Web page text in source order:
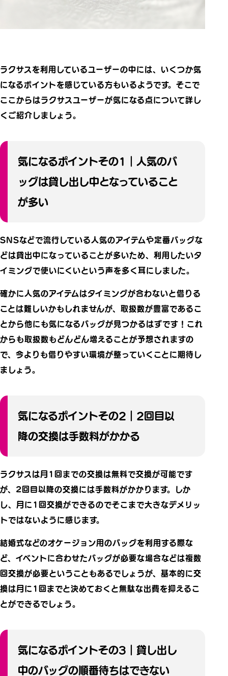
ラクサスを利用しているユーザーの中には、いくつか気
になるポイントを感じている方もいるようです。そこで
ここからはラクサスユーザーが気になる点について詳し
くご紹介しましょう。
気になるポイントその1｜人気のバ
ッグは貸し出し中となっていること
が多い
SNSなどで流行している人気のアイテムや定番バッグな
どは貸出中になっていることが多いため、利用したいタ
イミングで使いにくいという声を多く耳にしました。
確かに人気のアイテムはタイミングが合わないと借りる
ことは難しいかもしれませんが、取扱数が豊富であるこ
とから他にも気になるバッグが見つかるはずです！これ
からも取扱数もどんどん増えることが予想されますの
で、今よりも借りやすい環境が整っていくことに期待し
ましょう。
気になるポイントその2｜2回目以
降の交換は手数料がかかる
ラクサスは月1回までの交換は無料で交換が可能です
が、2回目以降の交換には手数料がかかります。しか
し、月に1回交換ができるのでそこまで大きなデメリッ
トではないように感じます。
結婚式などのオケージョン用のバッグを利用する際な
ど、イベントに合わせたバッグが必要な場合などは複数
回交換が必要ということもあるでしょうが、基本的に交
換は月に1回までと決めておくと無駄な出費を抑えるこ
とができるでしょう。
気になるポイントその3｜貸し出し
中のバッグの順番待ちはできない